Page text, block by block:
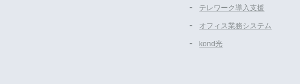
テレワーク導入支援
オフィス業務システム
kond光